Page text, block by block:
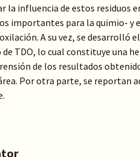
la influencia de estos residuos
importantes para la quimio- y
A su vez, se desarrolló
de TDO, lo cual constituye una
de los resultados
Por otra parte, se reportan